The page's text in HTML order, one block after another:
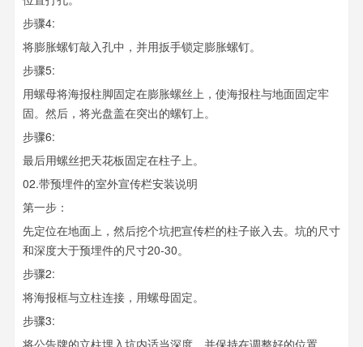
步骤4:
将膨胀螺钉敲入孔中，并用扳手锁定膨胀螺钉。
步骤5:
用螺母将海报柱脚固定在膨胀螺丝上，使海报柱与地面固定牢
固。然后，将光盘盖在突出的螺钉上。
步骤6:
最后用螺丝把天花板固定在柱子上。
02.带预埋件的室外宣传栏安装说明
第一步：
先定位在地面上，然后挖个坑把宣传栏的柱子嵌入去。坑的尺寸
和深度大于预埋件的尺寸20-30。
步骤2:
将海报框与立柱连接，用螺母固定。
步骤3:
将公告牌的立柱埋入坑内适当深度，并保持在调整好的位置。